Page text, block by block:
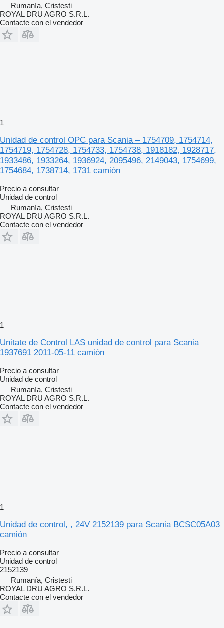
Rumanía, Cristesti
ROYAL DRU AGRO S.R.L.
Contacte con el vendedor
1
Unidad de control OPC para Scania – 1754709, 1754714,
1754719, 1754728, 1754733, 1754738, 1918182, 1928717,
1933486, 1933264, 1936924, 2095496, 2149043, 1754699,
1754684, 1738714, 1731 camión
Precio a consultar
Unidad de control
Rumanía, Cristesti
ROYAL DRU AGRO S.R.L.
Contacte con el vendedor
1
Unitate de Control LAS unidad de control para Scania
1937691 2011-05-11 camión
Precio a consultar
Unidad de control
Rumanía, Cristesti
ROYAL DRU AGRO S.R.L.
Contacte con el vendedor
1
Unidad de control, , 24V 2152139 para Scania BCSC05A03
camión
Precio a consultar
Unidad de control
2152139
Rumanía, Cristesti
ROYAL DRU AGRO S.R.L.
Contacte con el vendedor